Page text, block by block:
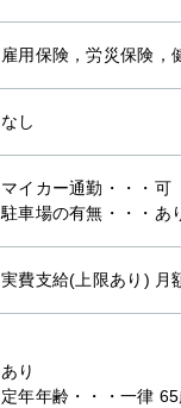
雇用保険，労災保険，
なし
マイカー通勤・・・可
駐車場の有無・・・あ
実費支給(上限あり) 月
あり
定年年齢・・・一律